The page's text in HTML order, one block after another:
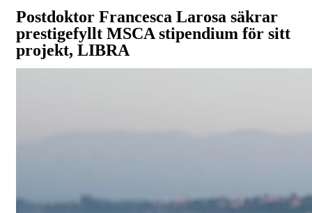
Postdoktor Francesca Larosa säkrar
prestigefyllt MSCA stipendium för sitt
projekt, LIBRA